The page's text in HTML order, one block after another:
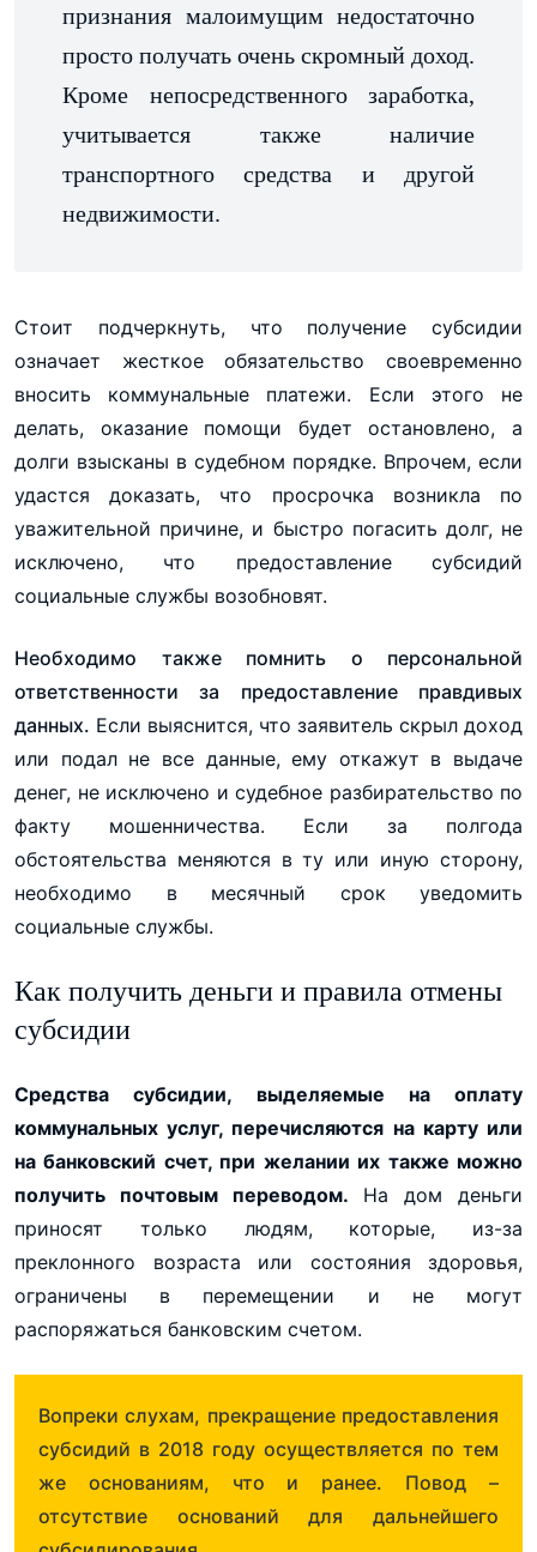
признания малоимущим недостаточно
просто получать очень скромный доход.
Кроме непосредственного заработка,
учитывается также наличие
транспортного средства и другой
недвижимости.
Стоит подчеркнуть, что получение субсидии
означает жесткое обязательство своевременно
вносить коммунальные платежи. Если этого не
делать, оказание помощи будет остановлено, а
долги взысканы в судебном порядке. Впрочем, если
удастся доказать, что просрочка возникла по
уважительной причине, и быстро погасить долг, не
исключено, что предоставление субсидий
социальные службы возобновят.
Необходимо также помнить о персональной
ответственности за предоставление правдивых
данных. Если выяснится, что заявитель скрыл доход
или подал не все данные, ему откажут в выдаче
денег, не исключено и судебное разбирательство по
факту мошенничества. Если за полгода
обстоятельства меняются в ту или иную сторону,
необходимо в месячный срок уведомить
социальные службы.
Как получить деньги и правила отмены
субсидии
Средства субсидии, выделяемые на оплату
коммунальных услуг, перечисляются на карту или
на банковский счет, при желании их также можно
получить почтовым переводом. На дом деньги
приносят только людям, которые, из-за
преклонного возраста или состояния здоровья,
ограничены в перемещении и не могут
распоряжаться банковским счетом.
Вопреки слухам, прекращение предоставления
субсидий в 2018 году осуществляется по тем
же основаниям, что и ранее. Повод –
отсутствие оснований для дальнейшего